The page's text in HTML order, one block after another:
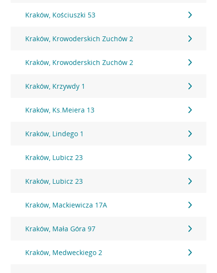
Kraków, Kościuszki 53
Kraków, Krowoderskich Zuchów 2
Kraków, Krowoderskich Zuchów 2
Kraków, Krzywdy 1
Kraków, Ks.Meiera 13
Kraków, Lindego 1
Kraków, Lubicz 23
Kraków, Lubicz 23
Kraków, Mackiewicza 17A
Kraków, Mała Góra 97
Kraków, Medweckiego 2